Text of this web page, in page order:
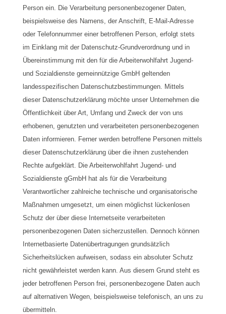
Person ein. Die Verarbeitung personenbezogener Daten,
beispielsweise des Namens, der Anschrift, E-Mail-Adresse
oder Telefonnummer einer betroffenen Person, erfolgt stets
im Einklang mit der Datenschutz-Grundverordnung und in
Übereinstimmung mit den für die Arbeiterwohlfahrt Jugend-
und Sozialdienste gemeinnützige GmbH geltenden
landesspezifischen Datenschutzbestimmungen. Mittels
dieser Datenschutzerklärung möchte unser Unternehmen die
Öffentlichkeit über Art, Umfang und Zweck der von uns
erhobenen, genutzten und verarbeiteten personenbezogenen
Daten informieren. Ferner werden betroffene Personen mittels
dieser Datenschutzerklärung über die ihnen zustehenden
Rechte aufgeklärt. Die Arbeiterwohlfahrt Jugend- und
Sozialdienste gGmbH hat als für die Verarbeitung
Verantwortlicher zahlreiche technische und organisatorische
Maßnahmen umgesetzt, um einen möglichst lückenlosen
Schutz der über diese Internetseite verarbeiteten
personenbezogenen Daten sicherzustellen. Dennoch können
Internetbasierte Datenübertragungen grundsätzlich
Sicherheitslücken aufweisen, sodass ein absoluter Schutz
nicht gewährleistet werden kann. Aus diesem Grund steht es
jeder betroffenen Person frei, personenbezogene Daten auch
auf alternativen Wegen, beispielsweise telefonisch, an uns zu
übermitteln.